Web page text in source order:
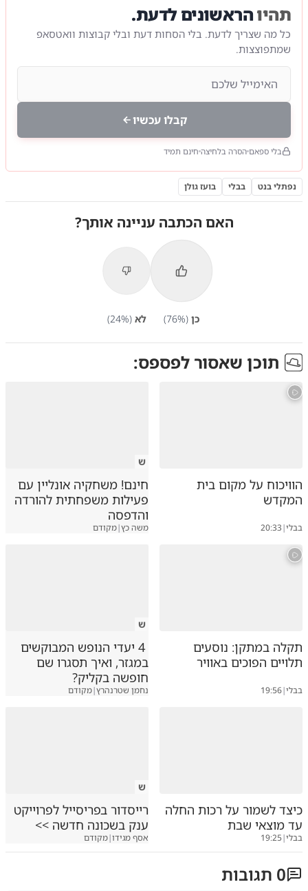
תהיוהראשונים לדעת.
כל מה שצריך לדעת. בלי הסחות דעת ובלי קבוצות וואטסאפ
שמתפוצצות.
קבלו עכשיו
בלי ספאם הסרה בלחיצה חינם תמיד
נפתלי בנט בבלי בועז גולן
האם הכתבה עניינה אותך?
כן (
76%) לא (
24%)
תוכן שאסור לפספס:
הוויכוח על מקום בית
המקדש
בבלי|
20:33
ש
חינם! משחקיה אונליין עם
פעילות משפחתית להורדה
והדפסה
משה כץ|מקודם
תקלה במתקן: נוסעים
תלויים הפוכים באוויר
בבלי|
19:56
ש
4 יעדי הנופש המבוקשים
במגזר, ואיך תסגרו שם
חופשה בקליק?
נחמן שטרנהרץ|מקודם
כיצד לשמור על רכות החלה
עד מוצאי שבת
בבלי|
19:25
ש
רייסדור בפריסייל לפרוייקט
ענק בשכונה חדשה >>
אסף מגידו|מקודם
0 תגובות